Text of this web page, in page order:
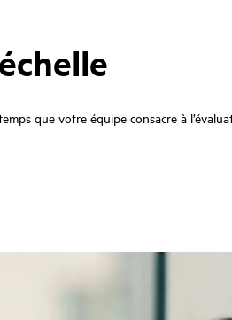
que votre équipe consacre à